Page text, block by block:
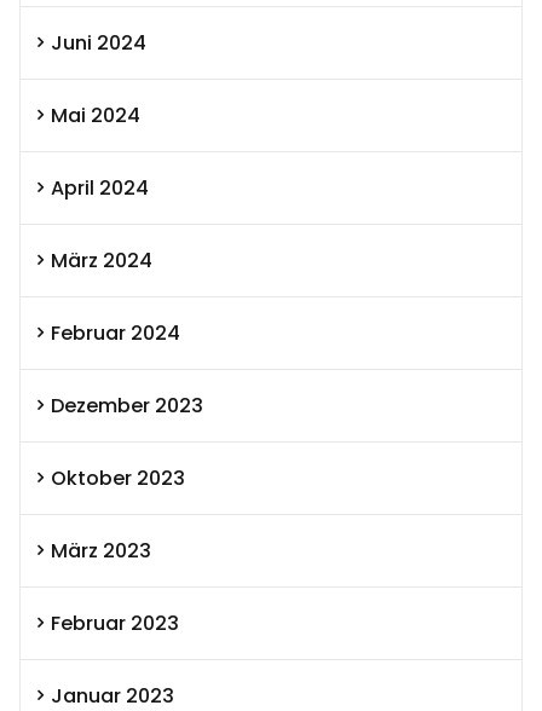
Juni 2024
Mai 2024
April 2024
März 2024
Februar 2024
Dezember 2023
Oktober 2023
März 2023
Februar 2023
Januar 2023